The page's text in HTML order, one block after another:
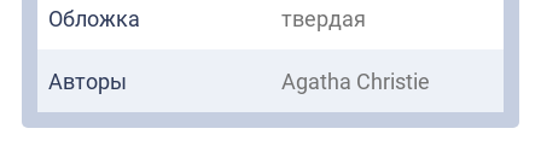
Обложка твердая
Авторы Agatha Christie